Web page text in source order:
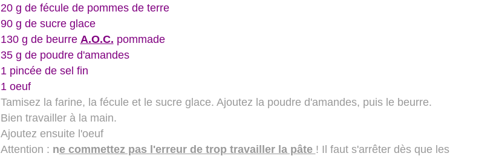
20 g de fécule de pommes de terre
90 g de sucre glace
130 g de beurre A.O.C. pommade
35 g de poudre d'amandes
1 pincée de sel fin
1 oeuf
Tamisez la farine, la fécule et le sucre glace. Ajoutez la poudre d'amandes, puis le beurre.
Bien travailler à la main.
Ajoutez ensuite l'oeuf
Attention : ne commettez pas l'erreur de trop travailler la pâte ! Il faut s'arrêter dès que les